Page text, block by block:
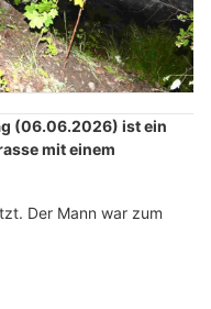
(06.06.2026) ist ein
mit einem
Der Mann war zum